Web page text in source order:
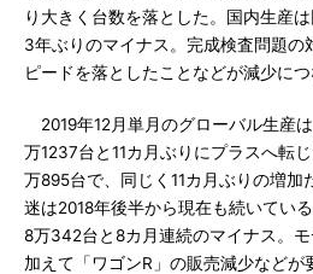
り大きく台数を落とした。国内生産
3年ぶりのマイナス。完成検査問題の
ピードを落としたことなどが減少につ
2019年12月単月のグローバル生産
万1237台と11カ月ぶりにプラスへ転
万895台で、同じく11カ月ぶりの増加
迷は2018年後半から現在も続いてい
8万342台と8カ月連続のマイナス。
加えて「ワゴンR」の販売減少などが